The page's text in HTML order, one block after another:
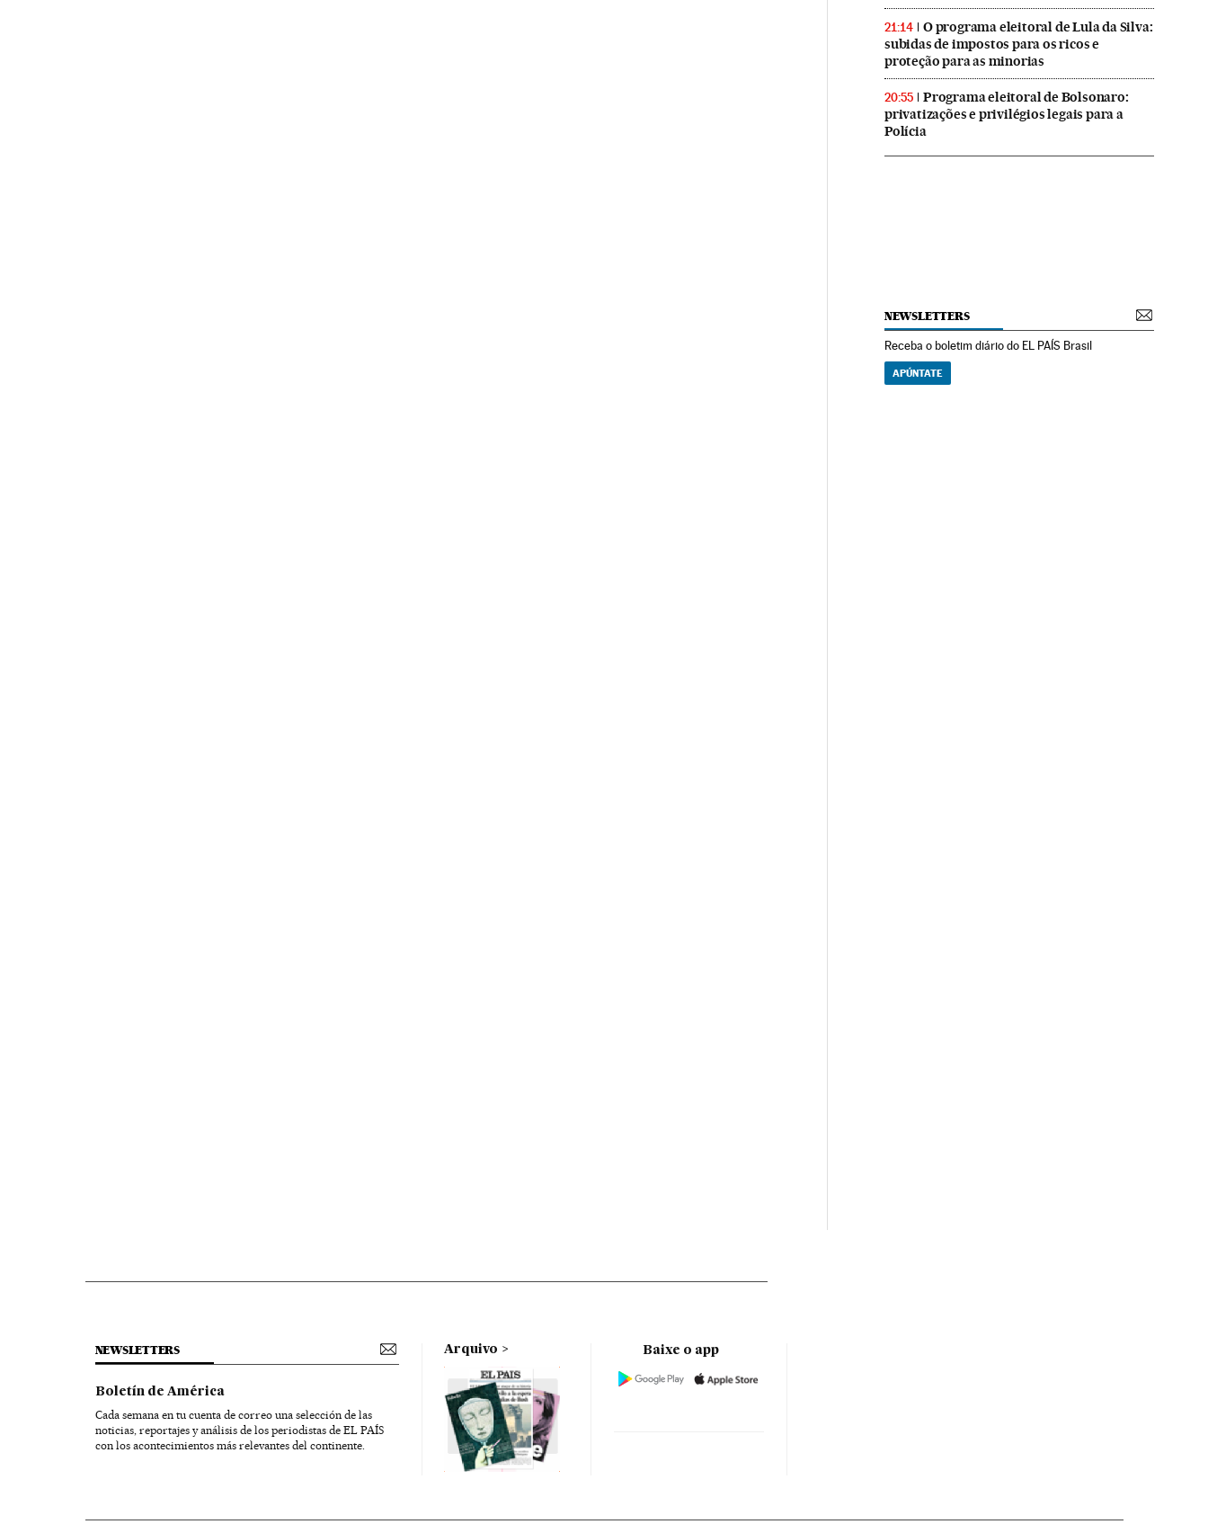
21:14
O programa eleitoral de Lula da Silva:
subidas de impostos para os ricos e
proteção para as minorias
20:55
Programa eleitoral de Bolsonaro:
privatizações e privilégios legais para a
Polícia
NEWSLETTERS
Receba o boletim diário do EL PAÍS Brasil
APÚNTATE
NEWSLETTERS
Boletín de América
Cada semana en tu cuenta de correo una selección de las
noticias, reportajes y análisis de los periodistas de EL PAÍS
con los acontecimientos más relevantes del continente.
Arquivo Baixe o app